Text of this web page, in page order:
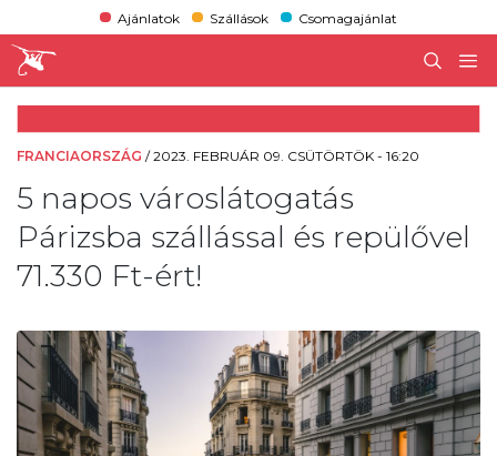
Ajánlatok Szállások Csomagajánlat
FRANCIAORSZÁG /2023. FEBRUÁR 09. CSÜTÖRTÖK - 16:20
5 napos városlátogatás
Párizsba szállással és repülővel
71.330 Ft-ért!